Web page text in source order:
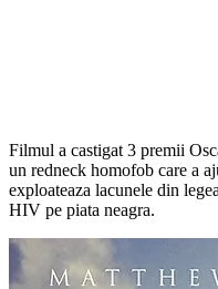
Filmul a castigat 3 premii
un redneck homofob care a
exploateaza lacunele din
HIV pe piata neagra.